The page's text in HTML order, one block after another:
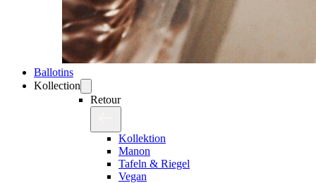
Ballotins
Kollection
Retour
Kollektion
Manon
Tafeln & Riegel
Vegan